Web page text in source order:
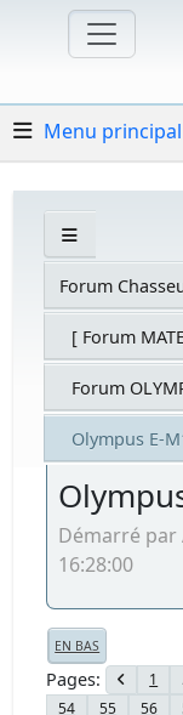
Menu principal
Forum
[ Forum
Forum
Olympus E-
Démarré par
16:28:00
EN BAS
Pages 1
54
55 56